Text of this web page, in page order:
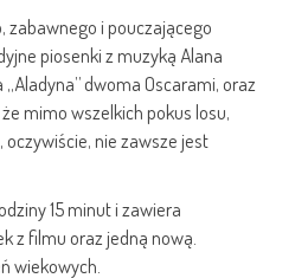
i pouczającego
piosenki z muzyką Alana
dwoma Oscarami, oraz
mimo wszelkich pokus losu,
nie zawsze jest
15 minut i zawiera
z filmu oraz jedną nową.
wiekowych.